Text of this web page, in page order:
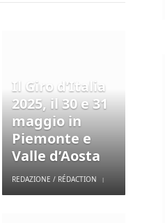
Il Giro d’Italia
2025, il 30 e 31
maggio in
Piemonte e
Valle d’Aosta
REDAZIONE / RÉDACTION